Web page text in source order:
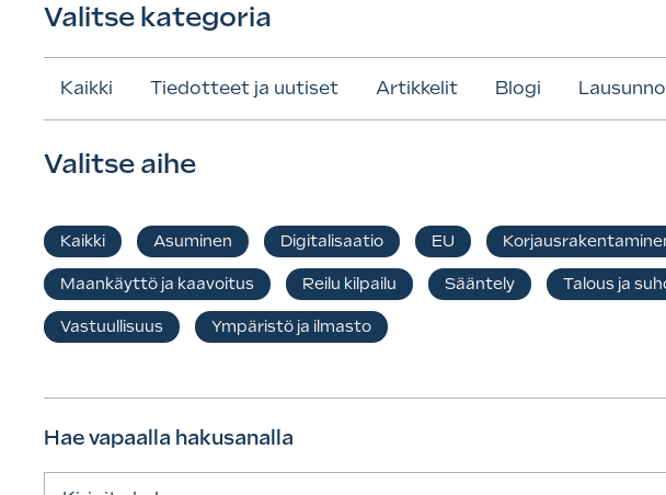
Valitse kategoria
Kaikki Tiedotteet ja uutiset Artikkelit Blogi
Valitse aihe
Kaikki Asuminen Digitalisaatio EU
Maankäyttö ja kaavoitus Reilu kilpailu Sääntely Talous ja
Vastuullisuus Ympäristö ja ilmasto
Hae vapaalla hakusanalla